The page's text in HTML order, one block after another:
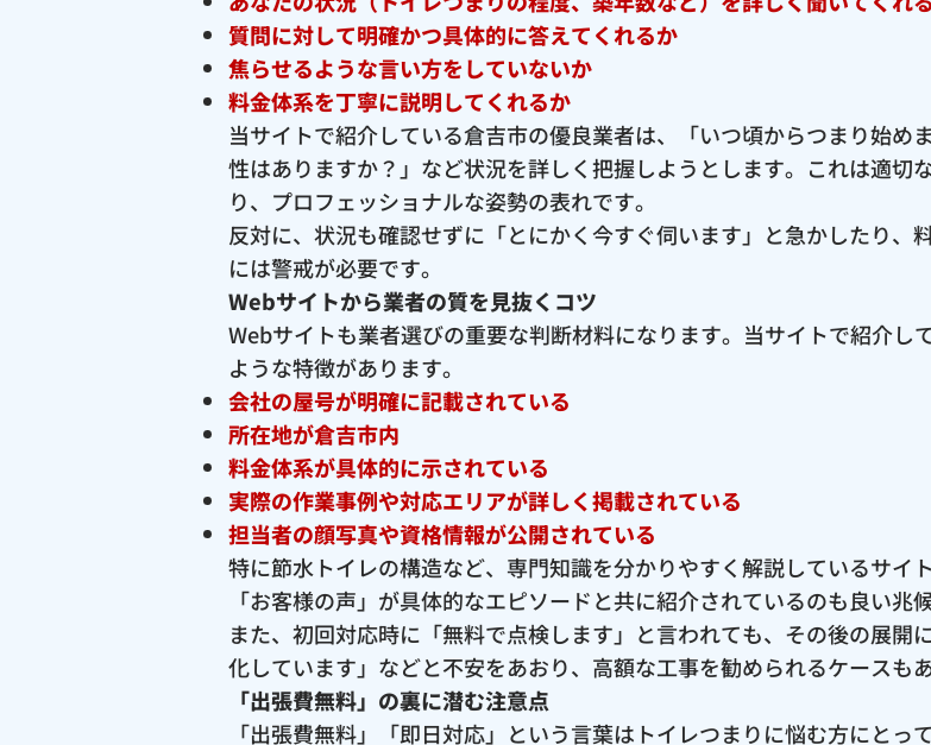
質問に対して明確かつ具体的に答えてくれるか
焦らせるような言い方をしていないか
料金体系を丁寧に説明してくれるか
当サイトで紹介している倉吉市の優良業者は、「いつ頃からつまり始め
性はありますか？」など状況を詳しく把握しようとします。これは適切
り、プロフェッショナルな姿勢の表れです。
反対に、状況も確認せずに「とにかく今すぐ伺います」と急かしたり、
には警戒が必要です。
Webサイトから業者の質を見抜くコツ
Webサイトも業者選びの重要な判断材料になります。当サイトで紹介し
ような特徴があります。
会社の屋号が明確に記載されている
所在地が倉吉市内
料金体系が具体的に示されている
実際の作業事例や対応エリアが詳しく掲載されている
担当者の顔写真や資格情報が公開されている
特に節水トイレの構造など、専門知識を分かりやすく解説しているサイ
「お客様の声」が具体的なエピソードと共に紹介されているのも良い兆候
また、初回対応時に「無料で点検します」と言われても、その後の展開
化しています」などと不安をあおり、高額な工事を勧められるケースもあ
「出張費無料」の裏に潜む注意点
「出張費無料」「即日対応」という言葉はトイレつまりに悩む方にと